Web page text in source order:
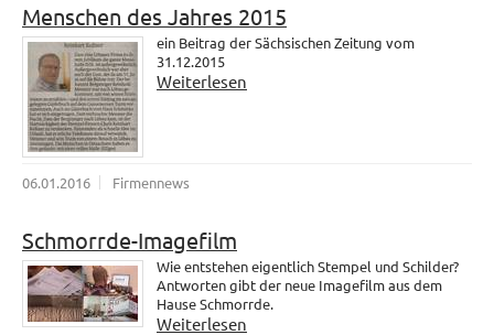
Menschen des Jahres 2015
ein Beitrag der Sächsischen Zeitung vom
31.12.2015
Weiterlesen
06.01.2016 Firmennews
Schmorrde-Imagefilm
Wie entstehen eigentlich Stempel und Schilder?
Antworten gibt der neue Imagefilm aus dem
Hause Schmorrde.
Weiterlesen